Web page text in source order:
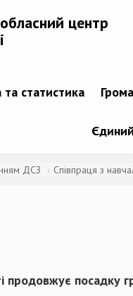
центр
та статистика
ДСЗ Співпраця з
продовжує посадку